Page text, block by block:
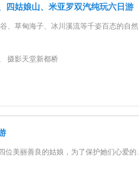
四姑娘山、米亚罗双汽纯玩六日游
千姿百态的自然美景，还汇聚了深厚多元的文化内涵，包括：丹巴
摄影天堂新都桥
护她们心爱的大熊猫，与凶猛的妖魔作英勇斗争，最后变成了四座